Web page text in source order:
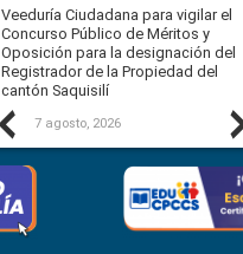
Previous
Veeduría Ciudadana para vigilar el
Concurso Público de Méritos y
Oposición para la designación del
Registrador de la Propiedad del
cantón Saquisilí
7 agosto, 2026